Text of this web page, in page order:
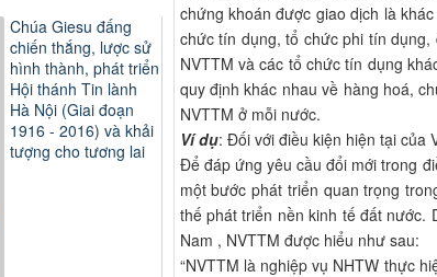
chứng khoán được giao dịch là
chức tín dụng, tổ chức phi tín
NVTTM và các tổ chức tín dụng
quy định khác nhau về hàng hoá,
NVTTM ở mỗi nước.
Ví dụ: Đối với điều kiện hiện tại của
Để đáp ứng yêu cầu đổi mới trong
một bước phát triển quan trọng
thế phát triển nền kinh tế đất nước.
Nam , NVTTM được hiểu như sau:
“NVTTM là nghiệp vụ NHTW thực
Chúa Giesu đấng
chiến thắng, lược sử
hình thành, phát triển
Hội thánh Tin lành
Hà Nội (Giai đoạn
1916 - 2016) và khải
tượng cho tương lai